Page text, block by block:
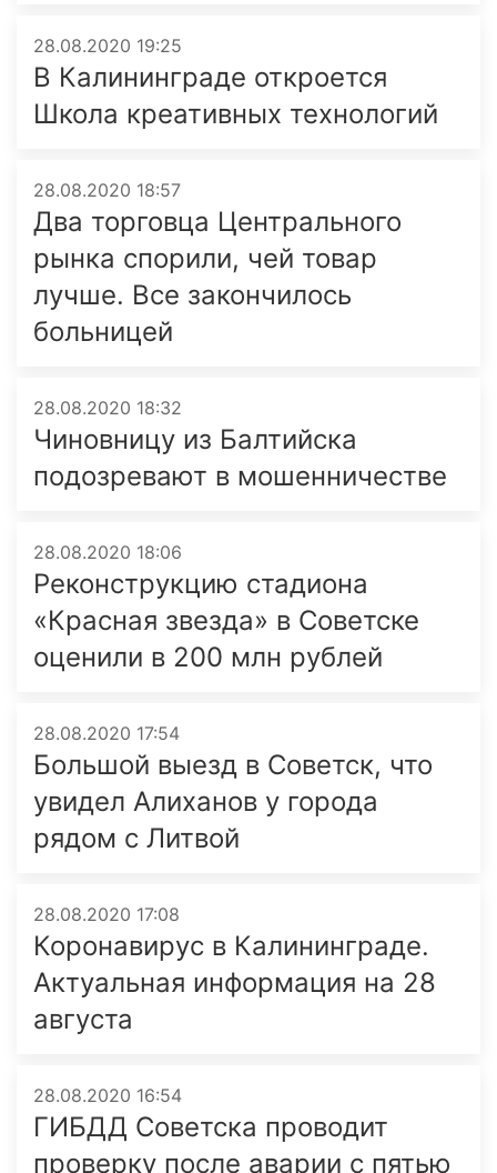
28.08.2020 19:25
В Калининграде откроется
Школа креативных технологий
28.08.2020 18:57
Два торговца Центрального
рынка спорили, чей товар
лучше. Все закончилось
больницей
28.08.2020 18:32
Чиновницу из Балтийска
подозревают в мошенничестве
28.08.2020 18:06
Реконструкцию стадиона
«Красная звезда» в Советске
оценили в 200 млн рублей
28.08.2020 17:54
Большой выезд в Советск, что
увидел Алиханов у города
рядом с Литвой
28.08.2020 17:08
Коронавирус в Калининграде.
Актуальная информация на 28
августа
28.08.2020 16:54
ГИБДД Советска проводит
проверку после аварии с пятью